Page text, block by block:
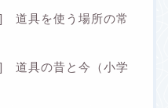
道具を使う場所の常
道具の昔と今（小学